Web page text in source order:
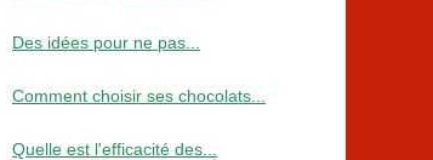
Des idées pour ne pas...
Comment choisir ses chocolats...
Quelle est l'efficacité des...